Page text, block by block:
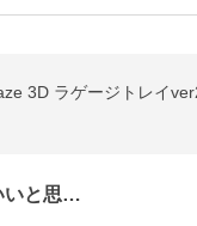
3D ラゲージトレイ
いと思…